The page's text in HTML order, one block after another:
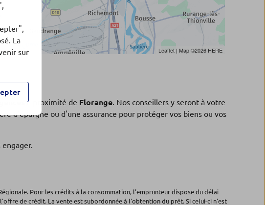
Leaflet | Map ©2026 HERE
à proximité de Florange. Nos conseillers y seront à votre
d'épargne ou d'une assurance pour protéger vos biens ou vos
Pour les crédits à la consommation, l'emprunteur dispose du délai
de crédit. La vente est subordonnée à l'obtention du prêt. Si celui-ci n'est
La
sur